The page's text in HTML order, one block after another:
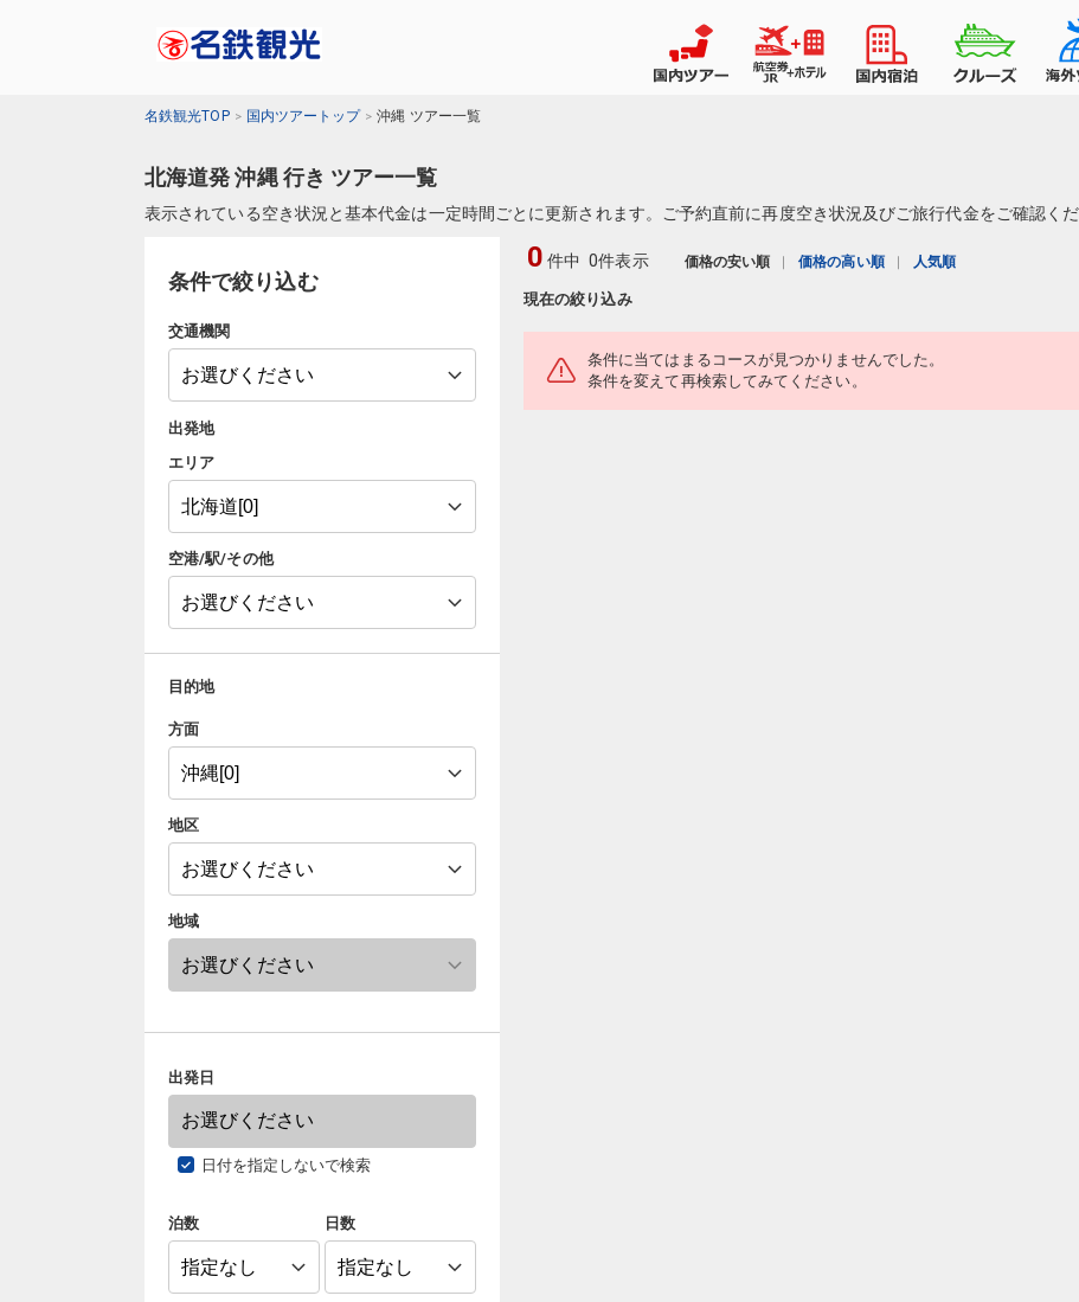
名鉄観光TOP 国内ツアートップ 沖縄 ツアー一覧
北海道発 沖縄 行き ツアー一覧
表示されている空き状況と基本代金は一定時間ごとに更新されます。ご予約直前に再度空き状況及びご旅行代金をご確認くだ
条件で絞り込む
交通機関
出発地
エリア
空港/駅/その他
目的地
方面
地区
地域
出発日
日付を指定しないで検索
泊数 日数
現在の絞り込み
0 件中 0件表示 価格の安い順 価格の高い順 人気順
条件に当てはまるコースが見つかりませんでした。
条件を変えて再検索してみてください。